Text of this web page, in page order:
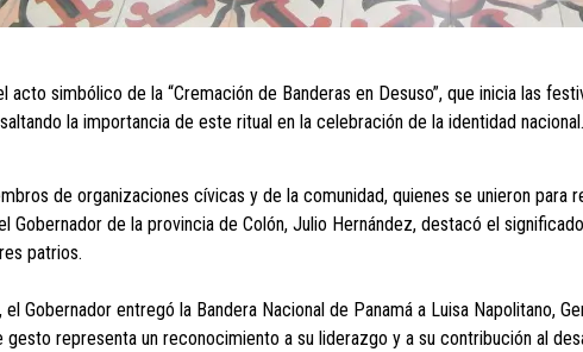
acto simbólico de la “Cremación de Banderas en Desuso”, que inicia las
la importancia de este ritual en la celebración de la identidad nacional.
de organizaciones cívicas y de la comunidad, quienes se unieron para
Gobernador de la provincia de Colón, Julio Hernández, destacó el
patrios.
Gobernador entregó la Bandera Nacional de Panamá a Luisa Napolitano,
representa un reconocimiento a su liderazgo y a su contribución al